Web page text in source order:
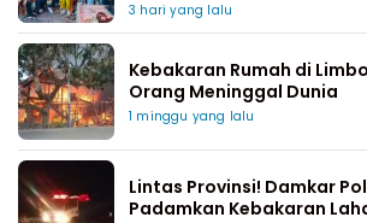
3 hari yang lalu
Kebakaran Rumah di
Orang Meninggal Dunia
1 minggu yang lalu
Lintas Provinsi! Damkar
Padamkan Kebakaran